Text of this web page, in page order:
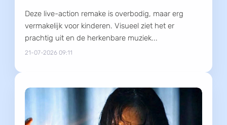
Deze live-action remake is overbodig, maar erg
vermakelijk voor kinderen. Visueel ziet het er
prachtig uit en de herkenbare muziek...
21-07-2026 09:11